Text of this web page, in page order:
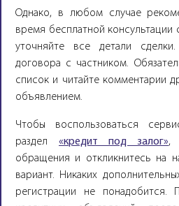
Однако, в любом случае
время бесплатной
уточняйте все детали
договора с частником.
список и читайте комментарии
объявлением.
Чтобы воспользоваться
раздел «кредит под залог»,
обращения и откликнитесь на
вариант. Никаких
регистрации не понадобится.